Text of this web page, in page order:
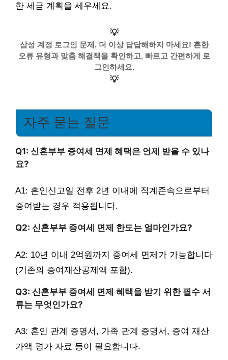
한 세금 계획을 세우세요.
💡
삼성 계정 로그인 문제, 더 이상 답답해하지 마세요! 흔한
오류 유형과 맞춤 해결책을 확인하고, 빠르고 간편하게 로
그인하세요.
💡
자주 묻는 질문
Q1: 신혼부부 증여세 면제 혜택은 언제 받을 수 있나
요?
A1: 혼인신고일 전후 2년 이내에 직계존속으로부터
증여받는 경우 적용됩니다.
Q2: 신혼부부 증여세 면제 한도는 얼마인가요?
A2: 10년 이내 2억원까지 증여세 면제가 가능합니다
(기존의 증여재산공제액 포함).
Q3: 신혼부부 증여세 면제 혜택을 받기 위한 필수 서
류는 무엇인가요?
A3: 혼인 관계 증명서, 가족 관계 증명서, 증여 재산
가액 평가 자료 등이 필요합니다.